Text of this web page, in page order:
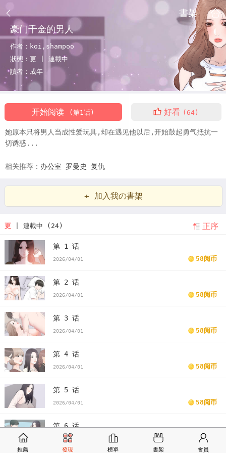
書架
豪门千金的男人
作者： koi,shampoo
狀態： 更 | 連載中
讀者： 成年
开始阅读 (第1话) 好看 (64)
她原本只将男人当成性爱玩具,却在遇见他以后,开始鼓起勇气抵抗一
切诱惑...
相关推荐： 办公室 罗曼史 复仇
+ 加入我の書架
更| 連載中 (24) 正序
第 1 话
2026/04/01 58阅币
第 2 话
2026/04/01 58阅币
第 3 话
2026/04/01 58阅币
第 4 话
2026/04/01 58阅币
第 5 话
2026/04/01 58阅币
第 6 话
2026/04/01 58阅币
推薦 發現 榜單 書架 會員